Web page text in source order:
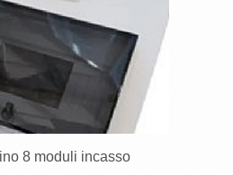
8 moduli incasso